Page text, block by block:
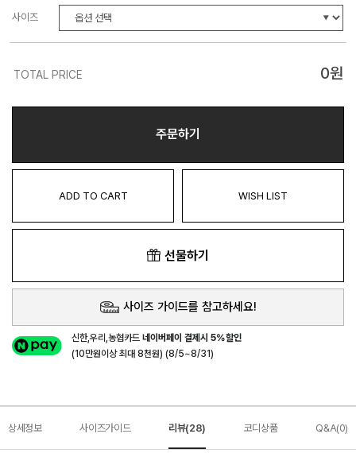
사이즈
TOTAL PRICE 0원
주문하기
ADD TO CART WISH LIST
선물하기
사이즈 가이드를 참고하세요!
신한,우리,농협카드네이버페이 결제시 5%할인
(10만원이상 최대 8천원) (8/5~8/31)
상세정보 사이즈가이드 리뷰(28) 코디상품 Q&A(0)